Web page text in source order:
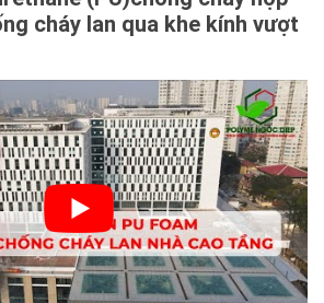
cháy lan qua khe kính vượt
(PU) là giải pháp tối
chống cháy lan. Foam
sẽ giúp bịt kín vào các khe
gió và tường. Giữa các ống kỹ
hở giữa các tầng. Để đảm
toàn bộ mặt cắt lỗ mở sàn.